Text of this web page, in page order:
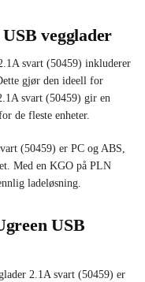
vegglader
svart (50459) inkluderer
gjør den ideell for
svart (50459) gir en
de fleste enheter.
(50459) er PC og ABS,
Med en KGO på PLN
ladeløsning.
USB
2.1A svart (50459) er